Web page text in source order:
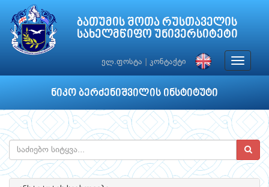
ბათუმის შოთა რუსთაველის
სახელმწიფო უნივერსიტეტი
ელ.ფოსტა კონტაქტი
Toggle
ნიკო ბერძენიშვილის ინსტიტუტი